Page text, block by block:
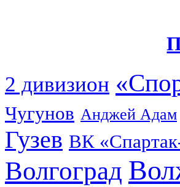
2 дивизион
Чугунов Анджей Адам
Гузев ВК
Волгоград